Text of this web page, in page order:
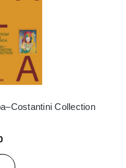
Collection